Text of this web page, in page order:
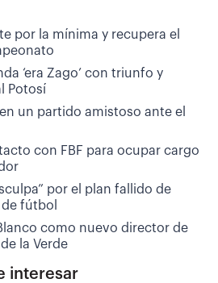
por la mínima y recupera el
‘era Zago’ con triunfo y
Potosí
un partido amistoso ante el
con FBF para ocupar cargo
por el plan fallido de
fútbol
como nuevo director de
la Verde
interesar